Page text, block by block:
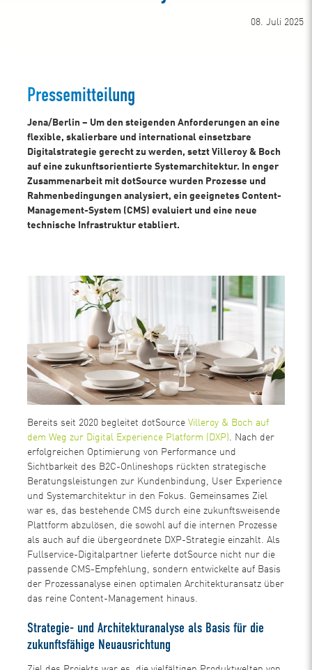
08. Juli 2025
Pressemitteilung
Jena/Berlin – Um den steigenden Anforderungen an eine
flexible, skalierbare und international einsetzbare
Digitalstrategie gerecht zu werden, setzt Villeroy & Boch
auf eine zukunftsorientierte Systemarchitektur. In enger
Zusammenarbeit mit dotSource wurden Prozesse und
Rahmenbedingungen analysiert, ein geeignetes Content-
Management-System (CMS) evaluiert und eine neue
technische Infrastruktur etabliert.
Bereits seit 2020 begleitet dotSourceVilleroy & Boch auf
dem Weg zur Digital Experience Platform (DXP). Nach der
erfolgreichen Optimierung von Performance und
Sichtbarkeit des B2C-Onlineshops rückten strategische
Beratungsleistungen zur Kundenbindung, User Experience
und Systemarchitektur in den Fokus. Gemeinsames Ziel
war es, das bestehende CMS durch eine zukunftsweisende
Plattform abzulösen, die sowohl auf die internen Prozesse
als auch auf die übergeordnete DXP-Strategie einzahlt. Als
Fullservice-Digitalpartner lieferte dotSource nicht nur die
passende CMS-Empfehlung, sondern entwickelte auf Basis
der Prozessanalyse einen optimalen Architekturansatz über
das reine Content-Management hinaus.
Strategie- und Architekturanalyse als Basis für die
zukunftsfähige Neuausrichtung